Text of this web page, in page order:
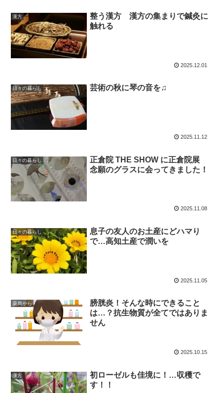
漢方
整う漢方 漢方の集まりで鍼灸に
触れる
2025.12.01
日々の暮らし 芸術の秋に琴の音を♫
2025.11.12
日々の暮らし
正倉院 THE SHOW に正倉院展
念願のグラスに会ってきました！
2025.11.08
日々の暮らし
息子の友人のお土産にどハマり
で…高知土産で潤いを
2025.11.05
薬局から
膀胱炎！そんな時にできること
は…？抗生物質が全てではありま
せん
2025.10.15
漢方
初ローゼルも佳境に！…収穫で
す！！